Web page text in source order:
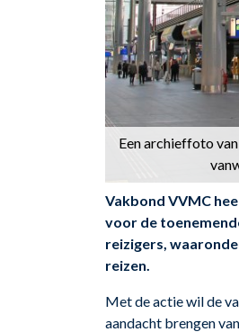
Een archieffoto
Vakbond VVMC
voor de
reizigers,
reizen.
Met de actie wil de
aandacht brengen